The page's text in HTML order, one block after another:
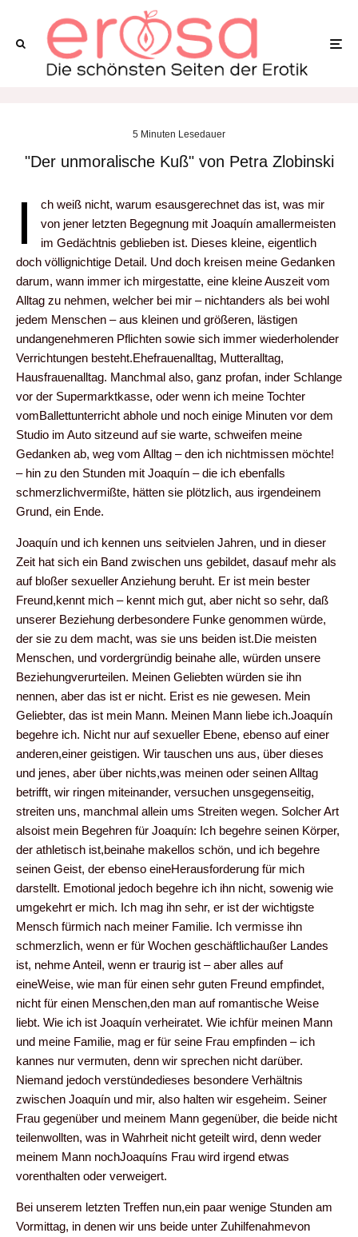
5 Minuten Lesedauer
"Der unmoralische Kuß" von Petra Zlobinski
I
ch weiß nicht, warum esausgerechnet das ist, was mir
von jener letzten Begegnung mit Joaquín amallermeisten
im Gedächtnis geblieben ist. Dieses kleine, eigentlich
doch völlignichtige Detail. Und doch kreisen meine Gedanken
darum, wann immer ich mirgestatte, eine kleine Auszeit vom
Alltag zu nehmen, welcher bei mir – nichtanders als bei wohl
jedem Menschen – aus kleinen und größeren, lästigen
undangenehmeren Pflichten sowie sich immer wiederholender
Verrichtungen besteht.Ehefrauenalltag, Mutteralltag,
Hausfrauenalltag. Manchmal also, ganz profan, inder Schlange
vor der Supermarktkasse, oder wenn ich meine Tochter
vomBallettunterricht abhole und noch einige Minuten vor dem
Studio im Auto sitzeund auf sie warte, schweifen meine
Gedanken ab, weg vom Alltag – den ich nichtmissen möchte!
– hin zu den Stunden mit Joaquín – die ich ebenfalls
schmerzlichvermißte, hätten sie plötzlich, aus irgendeinem
Grund, ein Ende.
Joaquín und ich kennen uns seitvielen Jahren, und in dieser
Zeit hat sich ein Band zwischen uns gebildet, dasauf mehr als
auf bloßer sexueller Anziehung beruht. Er ist mein bester
Freund,kennt mich – kennt mich gut, aber nicht so sehr, daß
unserer Beziehung derbesondere Funke genommen würde,
der sie zu dem macht, was sie uns beiden ist.Die meisten
Menschen, und vordergründig beinahe alle, würden unsere
Beziehungverurteilen. Meinen Geliebten würden sie ihn
nennen, aber das ist er nicht. Erist es nie gewesen. Mein
Geliebter, das ist mein Mann. Meinen Mann liebe ich.Joaquín
begehre ich. Nicht nur auf sexueller Ebene, ebenso auf einer
anderen,einer geistigen. Wir tauschen uns aus, über dieses
und jenes, aber über nichts,was meinen oder seinen Alltag
betrifft, wir ringen miteinander, versuchen unsgegenseitig,
streiten uns, manchmal allein ums Streiten wegen. Solcher Art
alsoist mein Begehren für Joaquín: Ich begehre seinen Körper,
der athletisch ist,beinahe makellos schön, und ich begehre
seinen Geist, der ebenso eineHerausforderung für mich
darstellt. Emotional jedoch begehre ich ihn nicht, sowenig wie
umgekehrt er mich. Ich mag ihn sehr, er ist der wichtigste
Mensch fürmich nach meiner Familie. Ich vermisse ihn
schmerzlich, wenn er für Wochen geschäftlichaußer Landes
ist, nehme Anteil, wenn er traurig ist – aber alles auf
eineWeise, wie man für einen sehr guten Freund empfindet,
nicht für einen Menschen,den man auf romantische Weise
liebt. Wie ich ist Joaquín verheiratet. Wie ichfür meinen Mann
und meine Familie, mag er für seine Frau empfinden – ich
kannes nur vermuten, denn wir sprechen nicht darüber.
Niemand jedoch verstündedieses besondere Verhältnis
zwischen Joaquín und mir, also halten wir esgeheim. Seiner
Frau gegenüber und meinem Mann gegenüber, die beide nicht
teilenwollten, was in Wahrheit nicht geteilt wird, denn weder
meinem Mann nochJoaquíns Frau wird irgend etwas
vorenthalten oder verweigert.
Bei unserem letzten Treffen nun,ein paar wenige Stunden am
Vormittag, in denen wir uns beide unter Zuhilfenahmevon